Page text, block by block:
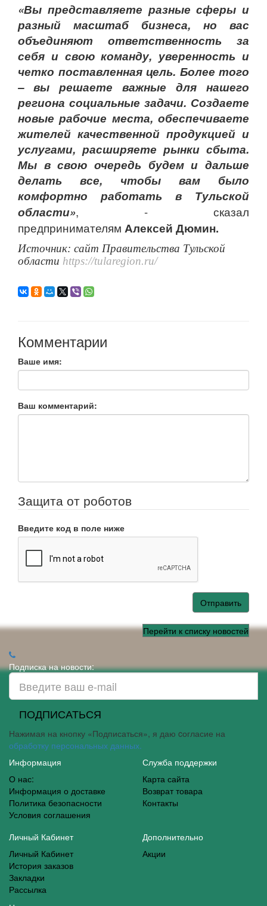
«Вы представляете разные сферы и
разный масштаб бизнеса, но вас
объединяют ответственность за
себя и свою команду, уверенность и
четко поставленная цель. Более того
– вы решаете важные для нашего
региона социальные задачи. Создаете
новые рабочие места, обеспечиваете
жителей качественной продукцией и
услугами, расширяете рынки сбыта.
Мы в свою очередь будем и дальше
делать все, чтобы вам было
комфортно работать в Тульской
области», - сказал
предпринимателям Алексей Дюмин.
Источник: сайт Правительства Тульской
области https://tularegion.ru/
Комментарии
Ваше имя:
Ваш комментарий:
Защита от роботов
Введите код в поле ниже
Отправить
Перейти к списку новостей
Подписка на новости:
ПОДПИСАТЬСЯ
Нажимая на кнопку «Подписаться», я даю cогласие на
обработку персональных данных.
Информация
О нас:
Информация о доставке
Политика безопасности
Условия соглашения
Служба поддержки
Карта сайта
Возврат товара
Контакты
Личный Кабинет
Личный Кабинет
История заказов
Закладки
Рассылка
Дополнительно
Акции